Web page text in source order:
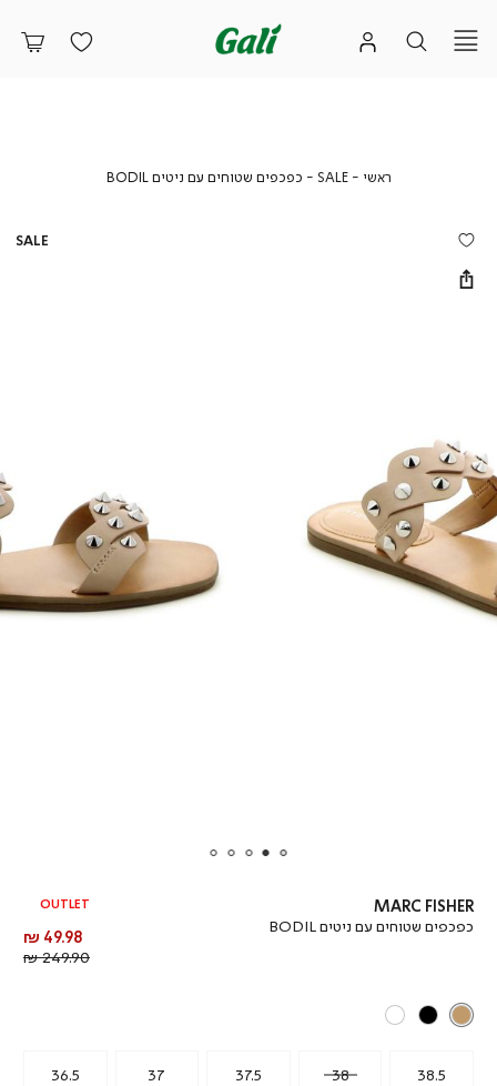
ראשי ראשי
SALE
SALE
כפכפים שטוחים עם ניטים BODIL
כפכפים
MARC FISHER
כפכפים שטוחים עם ניטים BODIL
OUTLET
מחיר
מוצר
49.98 ₪
249.90 ₪
36.5 37 37.5 38 38.5
SALE